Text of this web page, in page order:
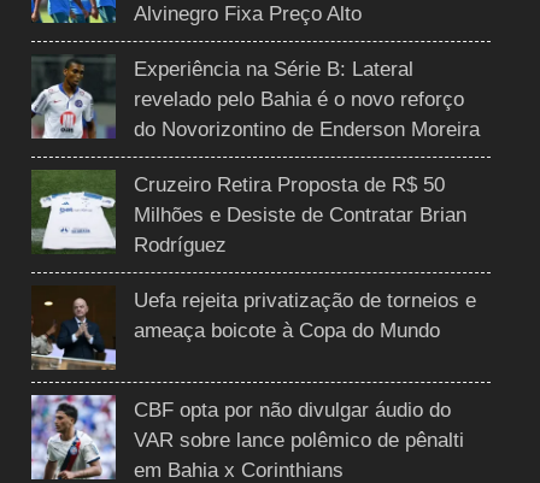
Alvinegro Fixa Preço Alto
Experiência na Série B: Lateral
revelado pelo Bahia é o novo reforço
do Novorizontino de Enderson Moreira
Cruzeiro Retira Proposta de R$ 50
Milhões e Desiste de Contratar Brian
Rodríguez
Uefa rejeita privatização de torneios e
ameaça boicote à Copa do Mundo
CBF opta por não divulgar áudio do
VAR sobre lance polêmico de pênalti
em Bahia x Corinthians